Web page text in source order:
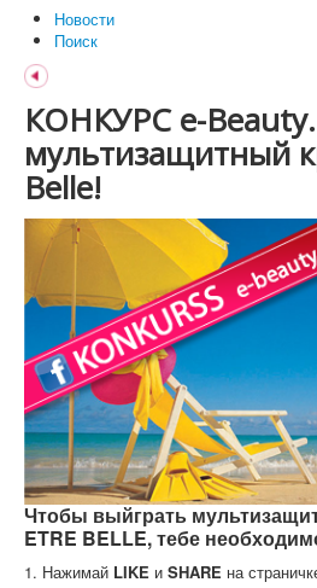
Новости
Поиск
КОНКУРС e-
мультизащитный
Belle!
Чтобы выйграть
ETRE BELLE, тебе
1. Нажимай LIKE и SHARE на